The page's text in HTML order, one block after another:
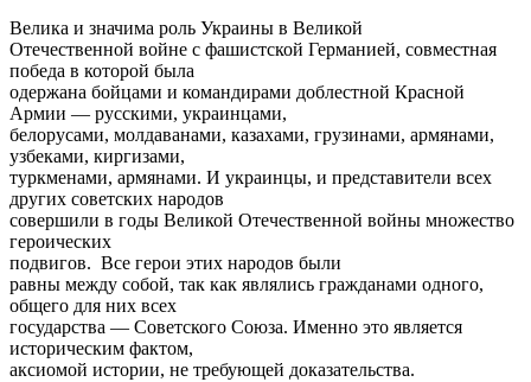
Велика и значима роль Украины в Великой
Отечественной войне с фашистской Германией, совместная
победа в которой была
одержана бойцами и командирами доблестной Красной
Армии — русскими, украинцами,
белорусами, молдаванами, казахами, грузинами, армянами,
узбеками, киргизами,
туркменами, армянами. И украинцы, и представители всех
других советских народов
совершили в годы Великой Отечественной войны множество
героических
подвигов. Все герои этих народов были
равны между собой, так как являлись гражданами одного,
общего для них всех
государства — Советского Союза. Именно это является
историческим фактом,
аксиомой истории, не требующей доказательства.